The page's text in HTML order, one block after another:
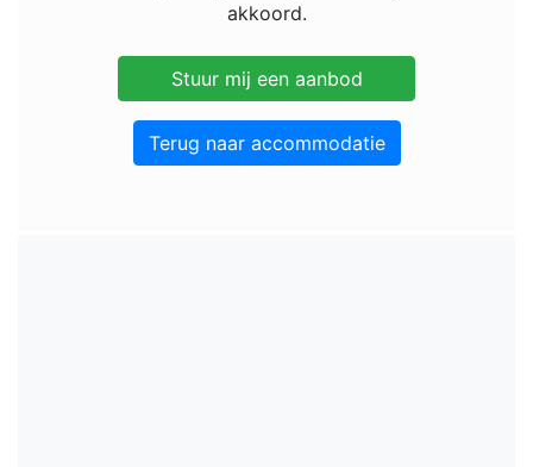
akkoord.
Terug naar accommodatie